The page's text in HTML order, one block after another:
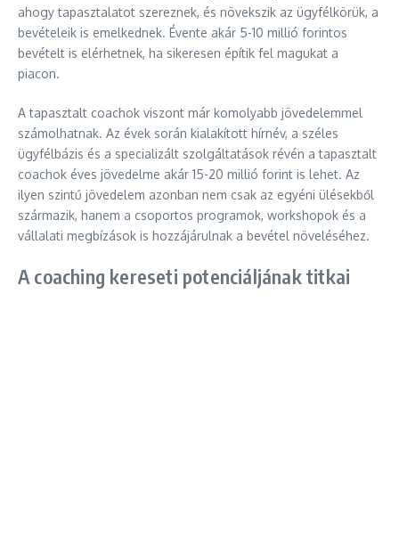
ahogy tapasztalatot szereznek, és növekszik az ügyfélkörük, a
bevételeik is emelkednek. Évente akár 5-10 millió forintos
bevételt is elérhetnek, ha sikeresen építik fel magukat a
piacon.
A tapasztalt coachok viszont már komolyabb jövedelemmel
számolhatnak. Az évek során kialakított hírnév, a széles
ügyfélbázis és a specializált szolgáltatások révén a tapasztalt
coachok éves jövedelme akár 15-20 millió forint is lehet. Az
ilyen szintű jövedelem azonban nem csak az egyéni ülésekből
származik, hanem a csoportos programok, workshopok és a
vállalati megbízások is hozzájárulnak a bevétel növeléséhez.
A coaching kereseti potenciáljának titkai